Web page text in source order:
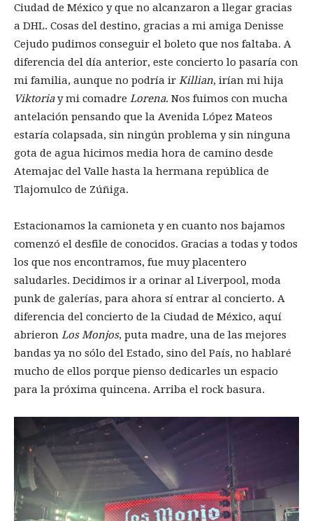
Ciudad de México y que no alcanzaron a llegar gracias
a DHL. Cosas del destino, gracias a mi amiga Denisse
Cejudo pudimos conseguir el boleto que nos faltaba. A
diferencia del día anterior, este concierto lo pasaría con
mi familia, aunque no podría ir Killian, irían mi hija
Viktoriay mi comadre Lorena. Nos fuimos con mucha
antelación pensando que la Avenida López Mateos
estaría colapsada, sin ningún problema y sin ninguna
gota de agua hicimos media hora de camino desde
Atemajac del Valle hasta la hermana república de
Tlajomulco de Zúñiga.
Estacionamos la camioneta y en cuanto nos bajamos
comenzó el desfile de conocidos. Gracias a todas y todos
los que nos encontramos, fue muy placentero
saludarles. Decidimos ir a orinar al Liverpool, moda
punk de galerías, para ahora sí entrar al concierto. A
diferencia del concierto de la Ciudad de México, aquí
abrieron Los Monjos, puta madre, una de las mejores
bandas ya no sólo del Estado, sino del País, no hablaré
mucho de ellos porque pienso dedicarles un espacio
para la próxima quincena. Arriba el rock basura.